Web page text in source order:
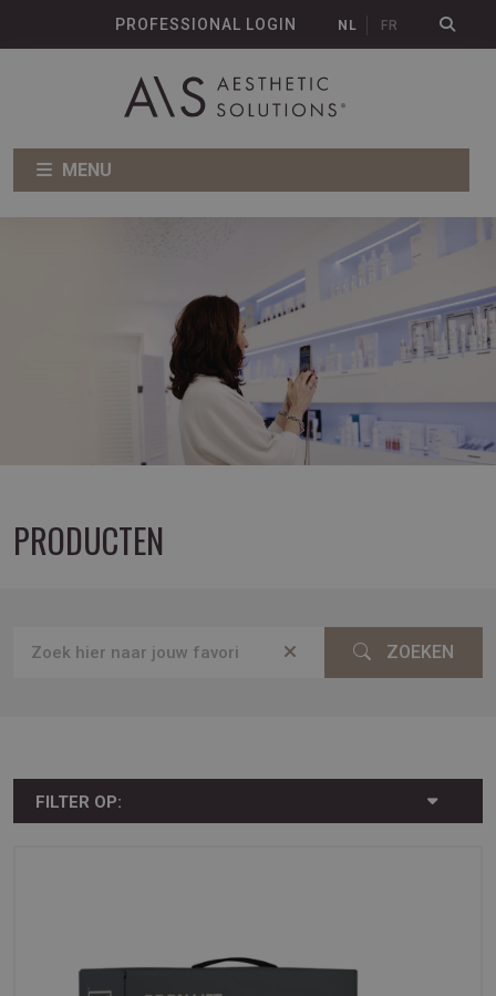
PROFESSIONAL LOGIN NL FR
MENU
PRODUCTEN
ZOEKEN
FILTER OP: